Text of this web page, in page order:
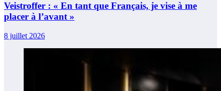
Veistroffer : « En tant que Français, je vise à me
placer à l’avant »
8 juillet 2026